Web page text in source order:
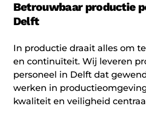
Betrouwbaar productie
Delft
In productie draait alles om
en continuïteit. Wij leveren
personeel in Delft dat
werken in
kwaliteit en veiligheid